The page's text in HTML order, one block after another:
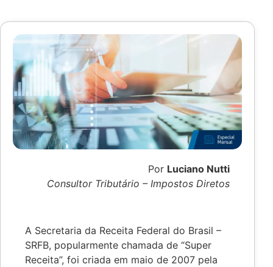
Por Luciano Nutti
Consultor Tributário – Impostos Diretos
A Secretaria da Receita Federal do Brasil –
SRFB, popularmente chamada de “Super
Receita”, foi criada em maio de 2007 pela